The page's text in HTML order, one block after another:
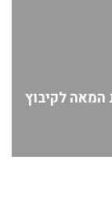
המאה לקיבוץ